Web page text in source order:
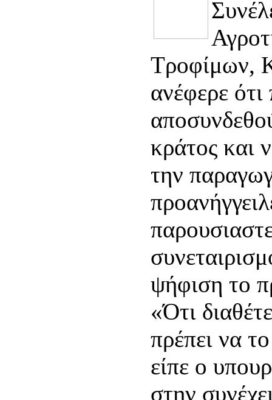
Τροφίμων,
ανέφερε ότι
κράτος και
την
ψήφιση το
«Ότι
πρέπει να
είπε ο
στην